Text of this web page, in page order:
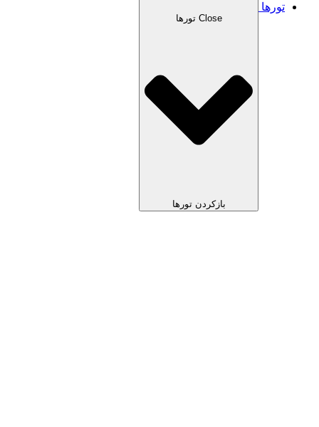
تورها
Close تورها
بازکردن تورها